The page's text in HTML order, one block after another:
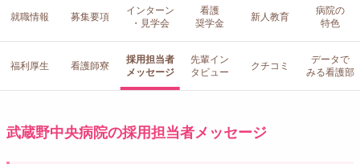
就職情報 募集要項
インターン
・見学会
看護
奨学金
新人教育
病院の
特色
福利厚生 看護師寮
採用担当者
メッセージ
先輩イン
タビュー
クチコミ
データで
みる看護部
武蔵野中央病院の採用担当者メッセージ